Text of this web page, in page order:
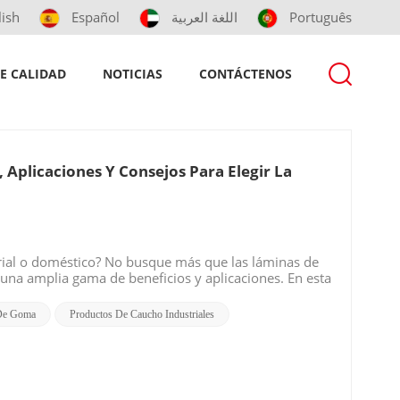
Español اللغة العربية Português
CALIDAD NOTICIAS CONTÁCTENOS
Y Consejos Para Elegir La
o doméstico? No busque más que las láminas de
amplia gama de beneficios y aplicaciones. En esta
Excelente durabilidad: Las láminas de caucho NR
abrasión y variaciones de temperatura, lo que
de caucho ofrecen una alta elasticidad, lo que
con otros materiales de caucho sintético,
en una opción rentable para muchos
Goma Productos De Caucho Industriales